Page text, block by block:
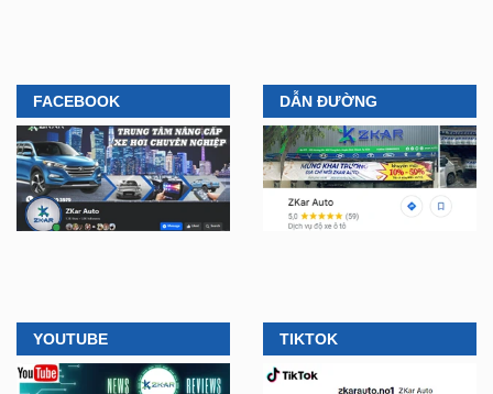
FACEBOOK DẪN ĐƯỜNG
YOUTUBE TIKTOK